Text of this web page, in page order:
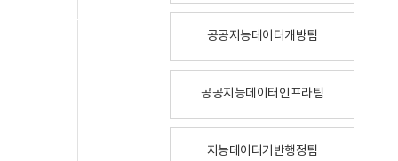
공공지능데이터개방팀
공공지능데이터인프라팀
지능데이터기반행정팀